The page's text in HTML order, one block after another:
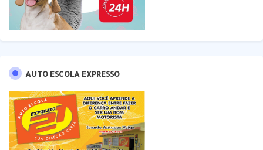
AUTO ESCOLA EXPRESSO